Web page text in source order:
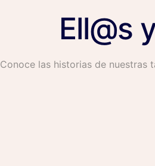
Ell@s
Conoce las historias de nuestras